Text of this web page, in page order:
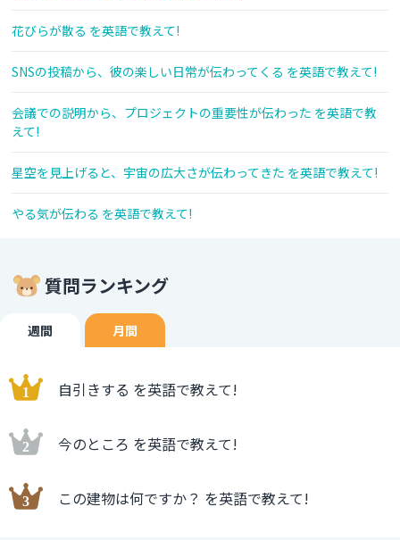
花びらが散る を英語で教えて!
SNSの投稿から、彼の楽しい日常が伝わってくる を英語で教えて!
会議での説明から、プロジェクトの重要性が伝わった を英語で教
えて!
星空を見上げると、宇宙の広大さが伝わってきた を英語で教えて!
やる気が伝わる を英語で教えて!
質問ランキング
週間 月間
自引きする を英語で教えて!
今のところ を英語で教えて!
この建物は何ですか？ を英語で教えて!